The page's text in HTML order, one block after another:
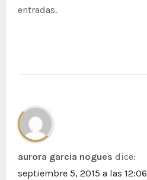
entradas.
aurora garcia nogues dice:
septiembre 5, 2015 a las 12:06